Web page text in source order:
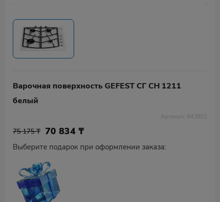
Варочная поверхность GEFEST СГ СН 1211
белый
Артикул: 443851
75 175 ₸ 70 834 ₸
Выберите подарок при оформлении заказа: